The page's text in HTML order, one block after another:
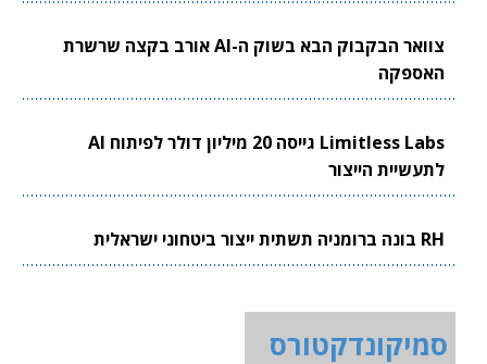
צוואר הבקבוק הבא בשוק ה-AI אורב בקצה שרשרת
האספקה
Limitless Labs גייסה 20 מיליון דולר לפיתוח AI
לתעשיית הייצור
RH בונה ברומניה תשתית ייצור ביטחוני ישראלית
סמיקונדקטורס